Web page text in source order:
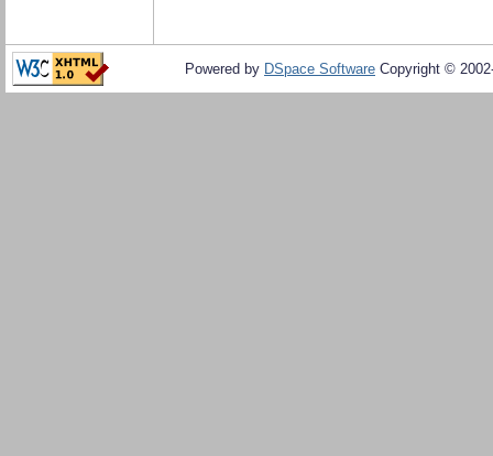
Powered by DSpace Software Copyright ©